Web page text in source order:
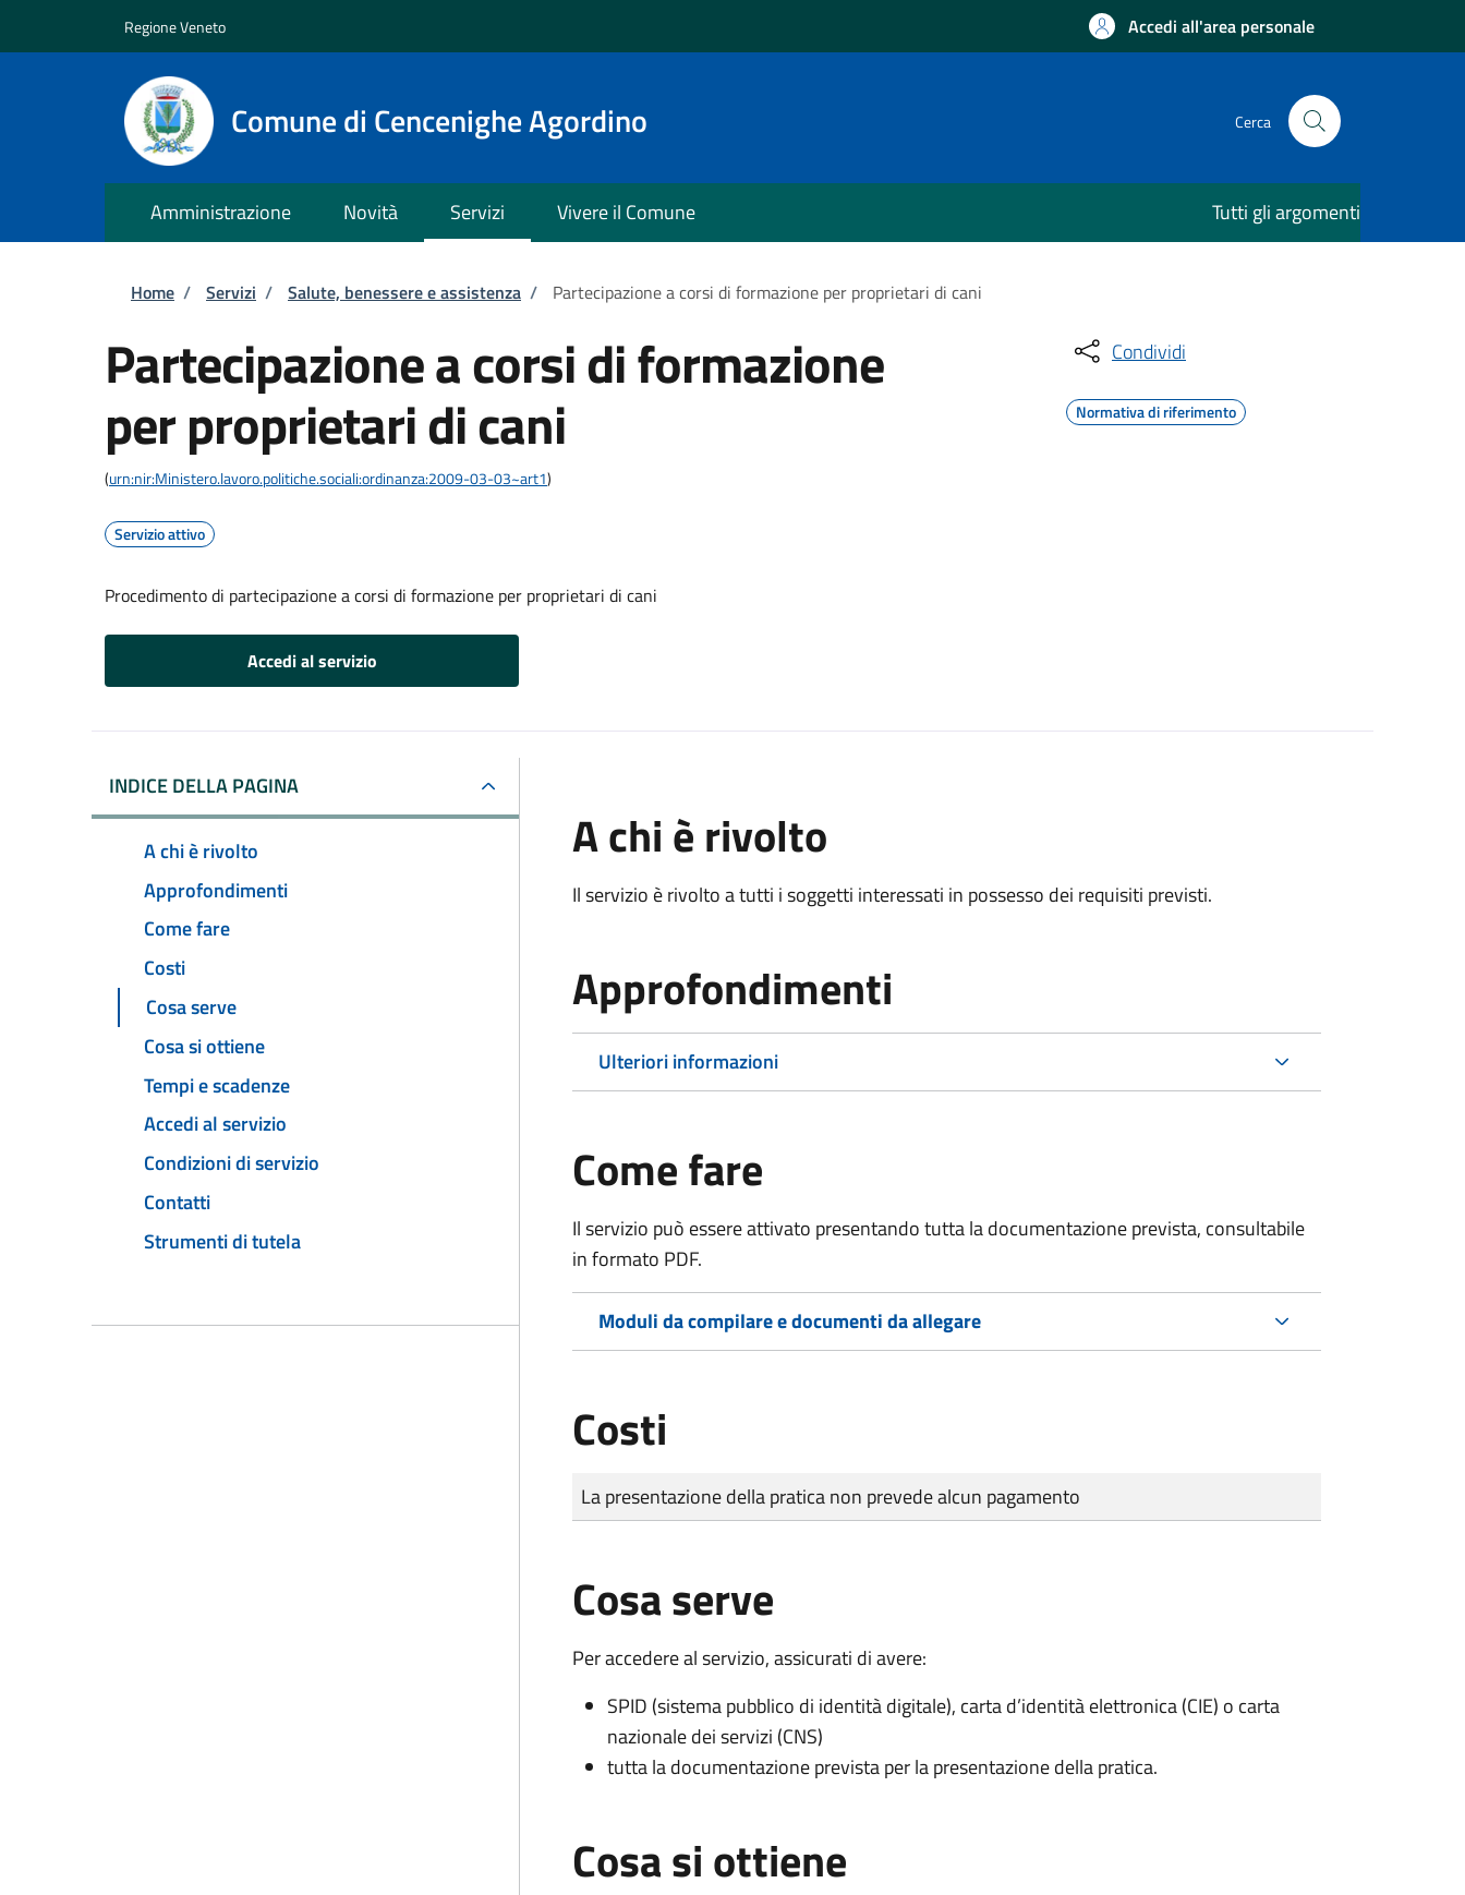
Regione Veneto Accedi all'area personale
Comune di Cencenighe Agordino Cerca
Amministrazione Novità Servizi Vivere il Comune Tutti gli argomenti
Briciole di pane
Home / Servizi / Salute, benessere e assistenza / Partecipazione a corsi di formazione per proprietari di cani
Partecipazione a corsi di formazione
per proprietari di cani
(urn:nir:Ministero.lavoro.politiche.sociali:ordinanza:2009-03-03~art1)
Servizio attivo
Procedimento di partecipazione a corsi di formazione per proprietari di cani
Accedi al servizio
Condividi
Normativa di riferimento
INDICE DELLA PAGINA
A chi è rivolto
Approfondimenti
Come fare
Costi
Cosa serve
Cosa si ottiene
Tempi e scadenze
Accedi al servizio
Condizioni di servizio
Contatti
Strumenti di tutela
A chi è rivolto
Il servizio è rivolto a tutti i soggetti interessati in possesso dei requisiti previsti.
Approfondimenti
Ulteriori informazioni
Come fare
Il servizio può essere attivato presentando tutta la documentazione prevista, consultabile
in formato PDF.
Moduli da compilare e documenti da allegare
Costi
Tipo di pagamento
Importo
La presentazione della pratica non prevede alcun pagamento
Cosa serve
Per accedere al servizio, assicurati di avere:
SPID (sistema pubblico di identità digitale), carta d’identità elettronica (CIE) o carta
nazionale dei servizi (CNS)
tutta la documentazione prevista per la presentazione della pratica.
Cosa si ottiene